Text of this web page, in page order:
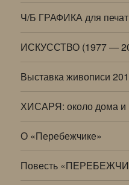
Ч/Б ГРАФИКА для
ИСКУССТВО (1977 —
Выставка живописи
ХИСАРЯ: около дома и
О «Перебежчике»
Повесть